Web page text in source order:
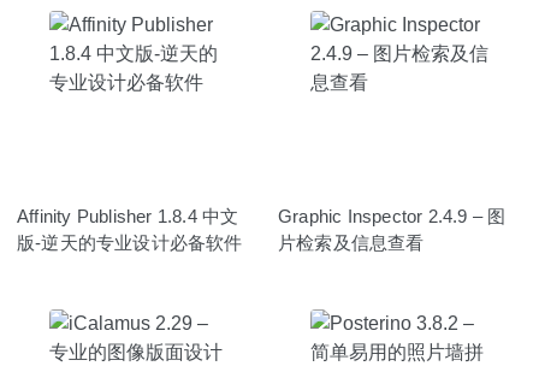
Affinity Publisher 1.8.4 中文
版-逆天的专业设计必备软件
Graphic Inspector 2.4.9 – 图
片检索及信息查看